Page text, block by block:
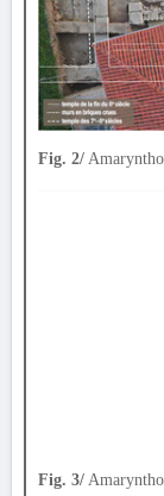
Fig. 2/
Fig. 3/